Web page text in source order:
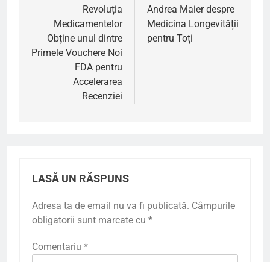
articole
Revoluția
Medicamentelor
Obține unul dintre
Primele Vouchere Noi
FDA pentru
Accelerarea
Recenziei
Andrea Maier despre
Medicina Longevității
pentru Toți
LASĂ UN RĂSPUNS
Adresa ta de email nu va fi publicată. Câmpurile
obligatorii sunt marcate cu *
Comentariu *